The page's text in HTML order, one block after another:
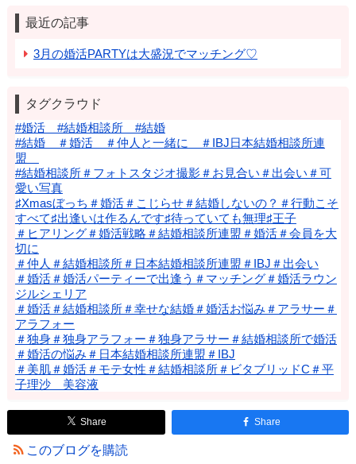
最近の記事
3月の婚活PARTYは大盛況でマッチング♡
タグクラウド
#婚活 #結婚相談所 #結婚
#結婚 ＃婚活 ＃仲人と一緒に ＃IBJ日本結婚相談所連
盟
#結婚相談所＃フォトスタジオ撮影＃お見合い＃出会い＃可
愛い写真
♯Xmasぼっち＃婚活＃こじらせ＃結婚しないの？＃行動こそ
すべて♯出逢いは作るんです♯待っていても無理♯王子
＃ヒアリング＃婚活戦略＃結婚相談所連盟＃婚活＃会員を大
切に
＃仲人＃結婚相談所＃日本結婚相談所連盟＃IBJ＃出会い
＃婚活＃婚活パーティーで出逢う＃マッチング＃婚活ラウン
ジルシェリア
＃婚活＃結婚相談所＃幸せな結婚＃婚活お悩み＃アラサー＃
アラフォー
＃独身＃独身アラフォー＃独身アラサー＃結婚相談所で婚活
＃婚活の悩み＃日本結婚相談所連盟＃IBJ
＃美肌＃婚活＃モテ女性＃結婚相談所＃ビタブリッドC＃平
子理沙 美容液
Share Share
このブログを購読